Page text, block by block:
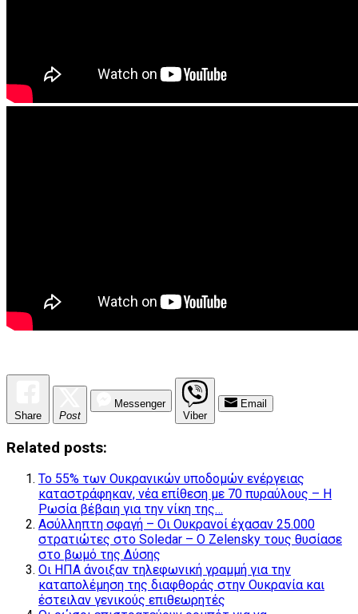
Share Post
Messenger
Viber
Email
Related posts:
Το 55% των Ουκρανικών υποδομών ενέργειας
καταστράφηκαν, νέα επίθεση με 70 πυραύλους – Η
Ρωσία βέβαιη για την νίκη της…
Ασύλληπτη σφαγή – Οι Ουκρανοί έχασαν 25.000
στρατιώτες στο Soledar – O Zelensky τους θυσίασε
στο βωμό της Δύσης
Οι ΗΠΑ άνοιξαν τηλεφωνική γραμμή για την
καταπολέμηση της διαφθοράς στην Ουκρανία και
έστειλαν γενικούς επιθεωρητές